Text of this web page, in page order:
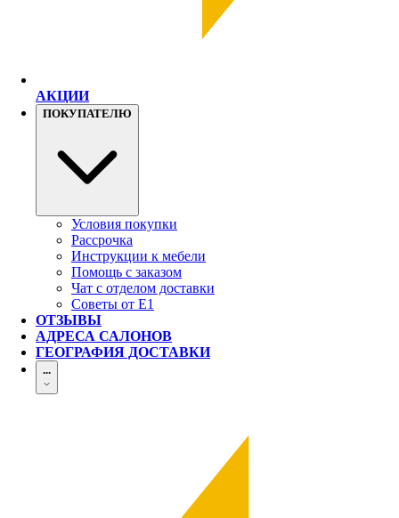
АКЦИИ
ПОКУПАТЕЛЮ
Условия покупки
Рассрочка
Инструкции к мебели
Помощь с заказом
Чат с отделом доставки
Советы от Е1
ОТЗЫВЫ
АДРЕСА САЛОНОВ
ГЕОГРАФИЯ ДОСТАВКИ
...